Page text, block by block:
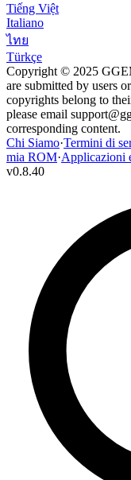
Tiếng Việt
Italiano
ไทย
Türkçe
Copyright © 2025
are submitted by users
copyrights belong to
please email
corresponding content.
Chi Siamo·Termini di
mia ROM·Applicazioni
v0.8.40